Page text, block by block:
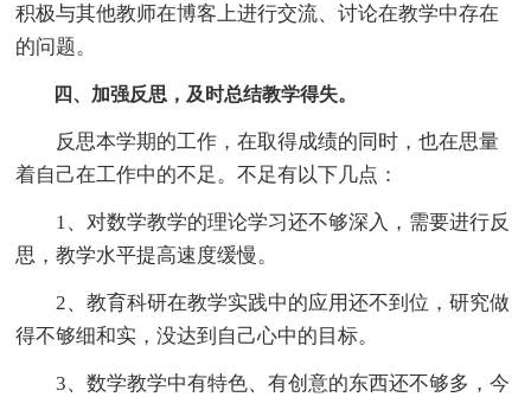
积极与其他教师在博客上进行交流、讨论在教学中存在
的问题。
四、加强反思，及时总结教学得失。
反思本学期的工作，在取得成绩的同时，也在思量
着自己在工作中的不足。不足有以下几点：
1、对数学教学的理论学习还不够深入，需要进行反
思，教学水平提高速度缓慢。
2、教育科研在教学实践中的应用还不到位，研究做
得不够细和实，没达到自己心中的目标。
3、数学教学中有特色、有创意的东西还不够多，今